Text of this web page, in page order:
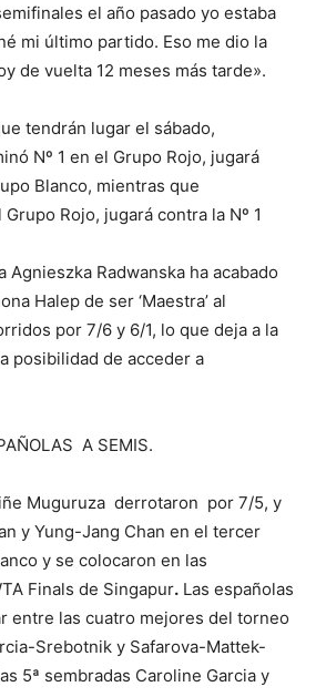
el año pasado yo estaba
mi último partido. Eso me dio la
de vuelta 12 meses más tarde».
tendrán lugar el sábado,
Nº 1 en el Grupo Rojo, jugará
Blanco, mientras que
Grupo Rojo, jugará contra la Nº 1
Agnieszka Radwanska ha acabado
Halep de ser ‘Maestra’ al
por 7/6 y 6/1, lo que deja a la
posibilidad de acceder a
A SEMIS.
Muguruza derrotaron por 7/5, y
y Yung-Jang Chan en el tercer
y se colocaron en las
Finals de Singapur. Las españolas
entre las cuatro mejores del torneo
Srebotnik y Safarova-Mattek-
5ª sembradas Caroline Garcia y